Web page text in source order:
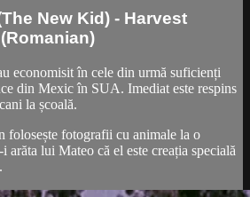
New Kid) - Harvest
economisit în cele din urmă suficienți
din Mexic în SUA. Imediat este respins
la școală.
folosește fotografii cu animale la o
arăta lui Mateo că el este creația specială